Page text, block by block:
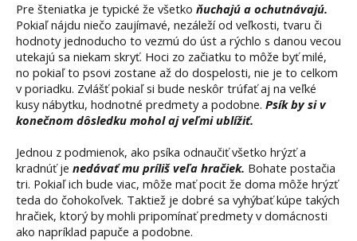
Pre šteniatka je typické že všetko ňuchajú a ochutnávajú.
Pokiaľ nájdu niečo zaujímavé, nezáleží od veľkosti, tvaru či
hodnoty jednoducho to vezmú do úst a rýchlo s danou vecou
utekajú sa niekam skryť. Hoci zo začiatku to môže byť milé,
no pokiaľ to psovi zostane až do dospelosti, nie je to celkom
v poriadku. Zvlášť pokiaľ si bude neskôr trúfať aj na veľké
kusy nábytku, hodnotné predmety a podobne. Psík by si v
konečnom dôsledku mohol aj veľmi ublížiť.
Jednou z podmienok, ako psíka odnaučiť všetko hrýzť a
kradnúť je nedávať mu príliš veľa hračiek. Bohate postačia
tri. Pokiaľ ich bude viac, môže mať pocit že doma môže hrýzť
teda do čohokoľvek. Taktiež je dobré sa vyhýbať kúpe takých
hračiek, ktorý by mohli pripomínať predmety v domácnosti
ako napríklad papuče a podobne.